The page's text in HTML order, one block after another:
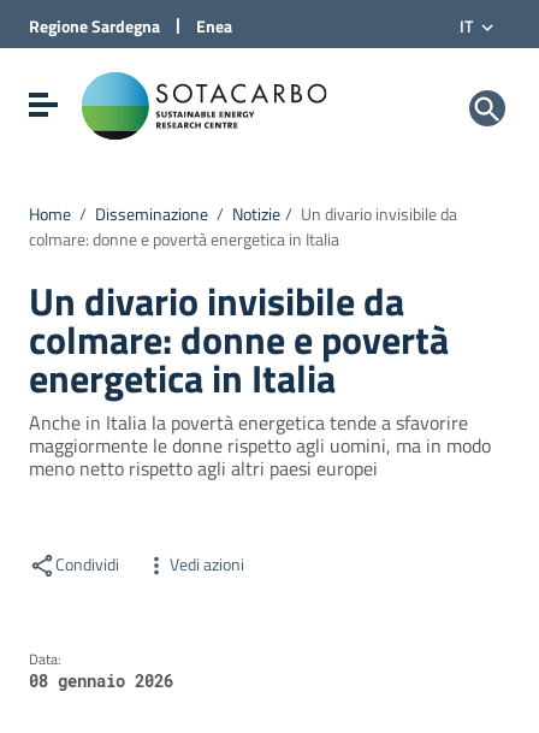
Vai al Contenuto
Vai alla navigazione del sito
Vai al Footer
RegioneSardegna | Enea IT
Visualizza/nascondi menu di navigazioneSotacarbo SpA
Home / Disseminazione / Notizie/ Un divario invisibile da
colmare: donne e povertà energetica in Italia
Un divario invisibile da
colmare: donne e povertà
energetica in Italia
Anche in Italia la povertà energetica tende a sfavorire
maggiormente le donne rispetto agli uomini, ma in modo
meno netto rispetto agli altri paesi europei
Condividi Vedi azioni
Data:
08 gennaio 2026